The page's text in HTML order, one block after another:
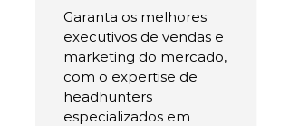
Garanta os melhores
executivos de vendas e
marketing do mercado,
com o expertise de
headhunters
especializados em